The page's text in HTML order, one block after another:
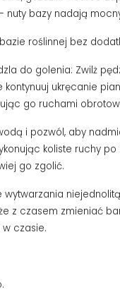
nuty bazy nadają
roślinnej bez
do golenia: Zwilż
ukręcanie
go ruchami
i pozwól, aby
koliste ruchy
go zgolić.
z czasem zmieniać
w czasie.